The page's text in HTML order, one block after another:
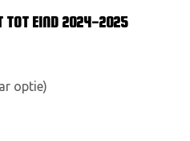
TOT EIND 2024-2025
optie)